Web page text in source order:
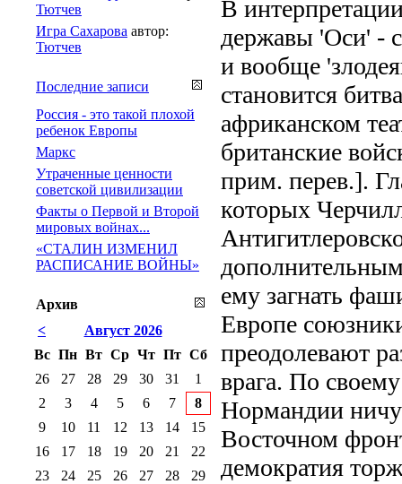
В
державы 'Оси' -
и вообще
становится
африканском
британские
прим. перев.].
которых
ему загнать
Европе
преодолевают
врага. По
Нормандии
Восточном
демократия
Тютчев
Игра Сахарова автор:
Тютчев
Последние записи
Россия - это такой плохой
ребенок Европы
Маркс
Утраченные ценности
советской цивилизации
Факты о Первой и Второй
мировых войнах...
«СТАЛИН ИЗМЕНИЛ
РАСПИСАНИЕ ВОЙНЫ»
Архив
<
Август 2026
Вс Пн Вт Ср Чт Пт Сб
26
27 28 29 30 31
1
2
3 4 5 6 7
8
9
10 11 12 13 14
15
16
17 18 19 20 21
22
23
24 25 26 27 28
29